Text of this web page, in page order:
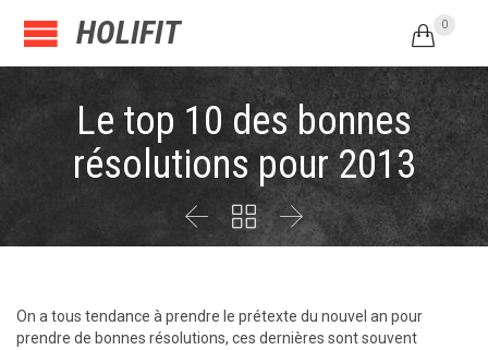
HOLIFIT  0
Le top 10 des bonnes
résolutions pour 2013
  
On a tous tendance à prendre le prétexte du nouvel an pour
prendre de bonnes résolutions, ces dernières sont souvent